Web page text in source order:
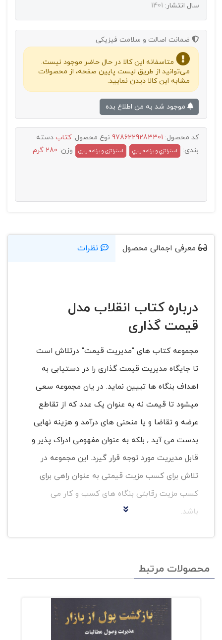
سال انتشار: 1401
ضمانت اصالت و سلامت فیزیکی
متاسفانه این کالا در حال حاضر موجود نیست.
می‌توانید از طریق لیست پایین صفحه، از محصولات
مشابه این کالا دیدن نمایید.
کد محصول: 9786229283301 نوع محصول:کتاب دسته
بندی:
استراتژي و برنامه ريزي استراتژی و برنامه ریزی وزن: 280 گرم
معرفی اجمالی محصول نظرات
درباره کتاب انقلاب مدل
قیمت گذاری
مجموعه کتاب های "مدیریت قیمت" درتلاش است
تا جایگاه مدیریت قیمت گذاری را در دستیابی به
اهداف بنگاه ها تبیین نماید. در یان مجموعه سعی
میشود تا قیمت نه به عنوان یک عدد که از تقاطع
عرضه و تقاضا و یا منحنی های درآمد و هزینه نهایی
بدست می آید , بلکه به عنوان مفهومی ادراک پذیر و
قابل مدیریت مورد توجه قرار گیرد. این مجموعه در
تلاش برای کسب مزیت قیمتی به عنوان راهی برای
کسب مزیت رقابتی بنگاه های کسب و کار می
باشد.
برخی فعالیت های ارتقای سلامت باید مشوق هایی
همزان و محتمل زیادی برای استفاده از یک معیار
این بخش , میتوان اندازه گیری ها را با استفاده از
ساعت هوشمند , قرارگیری سنسور در دستبندهای
محصولات مرتبط